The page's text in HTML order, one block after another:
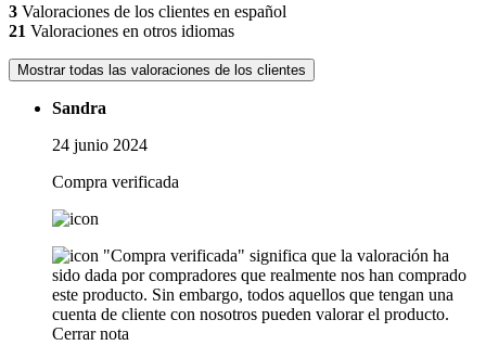
3 Valoraciones de los clientes en español
21 Valoraciones en otros idiomas
Mostrar todas las valoraciones de los clientes
Sandra
24 junio 2024
Compra verificada
"Compra verificada" significa que la valoración ha
sido dada por compradores que realmente nos han comprado
este producto. Sin embargo, todos aquellos que tengan una
cuenta de cliente con nosotros pueden valorar el producto.
Cerrar nota